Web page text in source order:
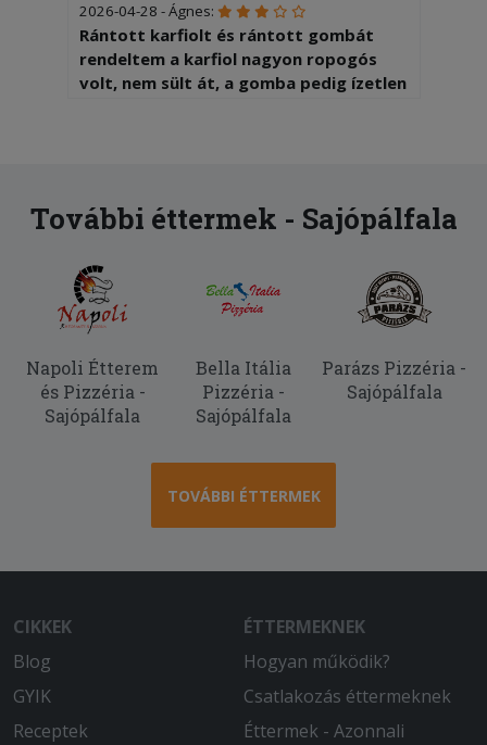
2026-04-28 - Ágnes:
Rántott karfiolt és rántott gombát
rendeltem a karfiol nagyon ropogós
volt, nem sült át, a gomba pedig ízetlen
ráadásul nagyon finom is volt.
A kiszállítás nagyon gyors volt. Az étel
a megszokott magyaros ízvilágot
tükrözte.
2025-09-05 - Anna:
Minden rendben volt, hamar ki is
szállították. Meleg volt az étel és finom
2025-08-29 - Anikó:
Hideg volt minden étel !
Nekem eléggé zsíros volt a burgonya, a
További éttermek - Sajópálfala
Napoli Étterem
és Pizzéria -
Sajópálfala
Bella Itália
Pizzéria -
Sajópálfala
Parázs Pizzéria -
Sajópálfala
TOVÁBBI ÉTTERMEK
CIKKEK
Blog
GYIK
Receptek
ÉTTERMEKNEK
Hogyan működik?
Csatlakozás éttermeknek
Éttermek - Azonnali